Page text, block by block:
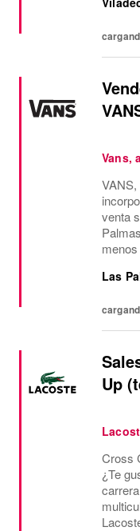
Vans,
venta
Las
Up
Cross
¿Te